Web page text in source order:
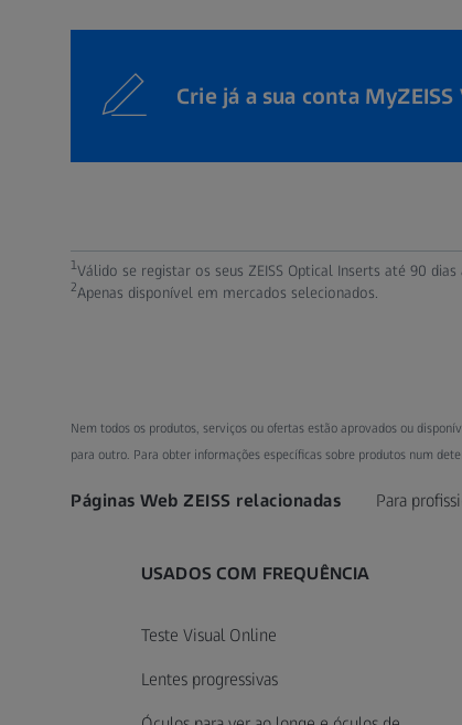
Crie já a sua conta MyZEISS
1Válido se registar os seus ZEISS Optical Inserts até 90
2Apenas disponível em mercados selecionados.
Nem todos os produtos, serviços ou ofertas estão aprovados ou
para outro. Para obter informações específicas sobre produtos num
Páginas Web ZEISS relacionadas Para
USADOS COM FREQUÊNCIA
Teste Visual Online
Lentes progressivas